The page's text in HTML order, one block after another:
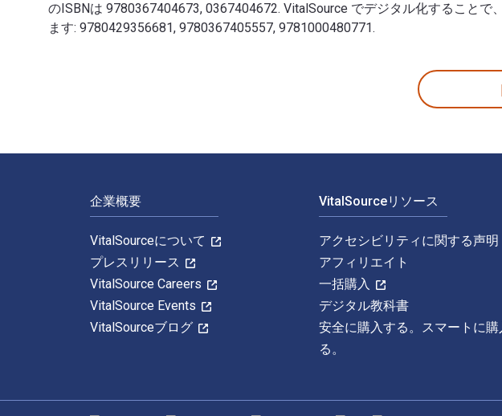
のISBNは 9780367404673, 0367404672. VitalSource でデジタル化すること
ます: 9780429356681, 9780367405557, 9781000480771.
企業概要
VitalSourceについて
プレスリリース
VitalSource Careers
VitalSource Events
VitalSourceブログ
VitalSourceリソース
アクセシビリティに関する声明
アフィリエイト
一括購入
デジタル教科書
安全に購入する。スマートに購
る。